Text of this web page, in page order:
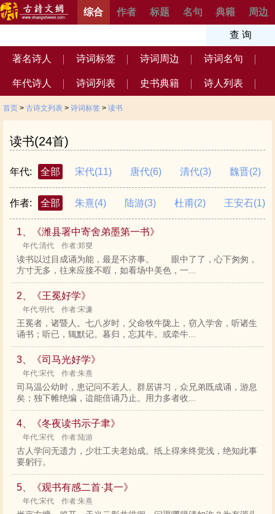
周边
典籍
名句
标题
作者
综合
著名诗人 诗词标签 诗词周边 诗词名句
年代诗人 诗词列表 史书典籍 诗人列表
首页 > 古诗文列表 > 诗词标签 > 读书
读书(24首)
年代: 全部 宋代(11) 唐代(6) 清代(3) 魏晋(2)
作者: 全部 朱熹(4) 陆游(3) 杜甫(2) 王安石(1)
1、《潍县署中寄舍弟墨第一书》
年代:清代 作者:郑燮
读书以过目成诵为能，最是不济事。 眼中了了，心下匆匆，
方寸无多，往来应接不暇，如看场中美色，一...
2、《王冕好学》
年代:明代 作者:宋濂
王冕者，诸暨人。七八岁时，父命牧牛陇上，窃入学舍，听诸生
诵书；听已，辄默记。暮归，忘其牛。或牵牛...
3、《司马光好学》
年代:宋代 作者:朱熹
司马温公幼时，患记问不若人。群居讲习，众兄弟既成诵，游息
矣；独下帷绝编，迨能倍诵乃止。用力多者收...
4、《冬夜读书示子聿》
年代:宋代 作者:陆游
古人学问无遗力，少壮工夫老始成。纸上得来终觉浅，绝知此事
要躬行。
5、《观书有感二首·其一》
年代:宋代 作者:朱熹